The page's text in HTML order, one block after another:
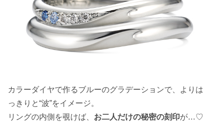
カラーダイヤで作るブルーのグラデーションで、よりは
っきりと“波”をイメージ。
リングの内側を覗けば、 お二人だけの秘密の刻印が…♡